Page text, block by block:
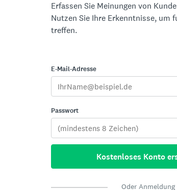
Erfassen Sie Meinungen von
Nutzen Sie Ihre Erkenntnisse, um
treffen.
E-Mail-Adresse
Passwort
Kostenloses Konto
Oder Anmeldung